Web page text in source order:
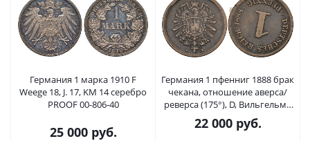
Германия 1 марка 1910 F
Weege 18, J. 17, KM 14 серебро
PROOF 00-806-40
25 000руб.
Германия 1 пфенниг 1888 брак
чекана, отношение аверса/
реверса (175°), D, Вильгельм I
(1871-1888) KM 1, J. 1 медь
1525-415
22 000руб.